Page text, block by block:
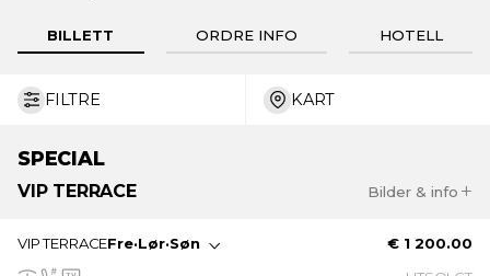
BILLETT ORDRE INFO HOTELL
FILTRE
KART
SPECIAL
VIP TERRACE Bilder & info
Prix i en eksklusiv og privilegert atmosfære, med den
VIP TERRACEFre·Lør·Søn
€ 1 200.00